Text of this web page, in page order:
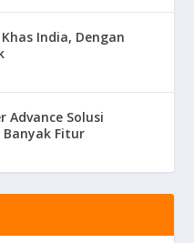
India, Dengan
Advance Solusi
Banyak Fitur